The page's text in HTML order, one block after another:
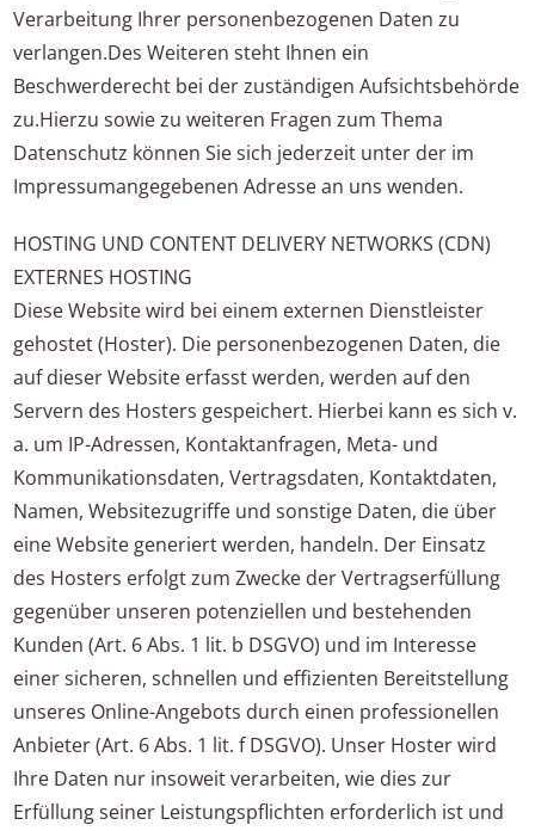
Verarbeitung Ihrer personenbezogenen Daten zu
verlangen.Des Weiteren steht Ihnen ein
Beschwerderecht bei der zuständigen Aufsichtsbehörde
zu.Hierzu sowie zu weiteren Fragen zum Thema
Datenschutz können Sie sich jederzeit unter der im
Impressumangegebenen Adresse an uns wenden.
HOSTING UND CONTENT DELIVERY NETWORKS (CDN)
EXTERNES HOSTING
Diese Website wird bei einem externen Dienstleister
gehostet (Hoster). Die personenbezogenen Daten, die
auf dieser Website erfasst werden, werden auf den
Servern des Hosters gespeichert. Hierbei kann es sich v.
a. um IP-Adressen, Kontaktanfragen, Meta- und
Kommunikationsdaten, Vertragsdaten, Kontaktdaten,
Namen, Websitezugriffe und sonstige Daten, die über
eine Website generiert werden, handeln. Der Einsatz
des Hosters erfolgt zum Zwecke der Vertragserfüllung
gegenüber unseren potenziellen und bestehenden
Kunden (Art. 6 Abs. 1 lit. b DSGVO) und im Interesse
einer sicheren, schnellen und effizienten Bereitstellung
unseres Online-Angebots durch einen professionellen
Anbieter (Art. 6 Abs. 1 lit. f DSGVO). Unser Hoster wird
Ihre Daten nur insoweit verarbeiten, wie dies zur
Erfüllung seiner Leistungspflichten erforderlich ist und